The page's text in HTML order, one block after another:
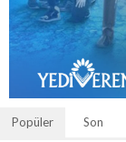
Popüler Son